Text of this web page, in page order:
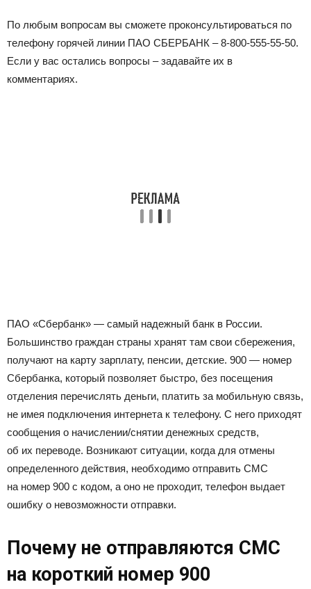
По любым вопросам вы сможете проконсультироваться по
телефону горячей линии ПАО СБЕРБАНК – 8-800-555-55-50.
Если у вас остались вопросы – задавайте их в
комментариях.
ПАО «Сбербанк» — самый надежный банк в России.
Большинство граждан страны хранят там свои сбережения,
получают на карту зарплату, пенсии, детские. 900 — номер
Сбербанка, который позволяет быстро, без посещения
отделения перечислять деньги, платить за мобильную связь,
не имея подключения интернета к телефону. С него приходят
сообщения о начислении/снятии денежных средств,
об их переводе. Возникают ситуации, когда для отмены
определенного действия, необходимо отправить СМС
на номер 900 с кодом, а оно не проходит, телефон выдает
ошибку о невозможности отправки.
Почему не отправляются СМС
на короткий номер 900